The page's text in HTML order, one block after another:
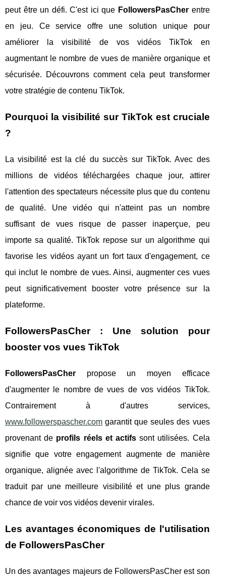
peut être un défi. C'est ici que FollowersPasCher entre
en jeu. Ce service offre une solution unique pour
améliorer la visibilité de vos vidéos TikTok en
augmentant le nombre de vues de manière organique et
sécurisée. Découvrons comment cela peut transformer
votre stratégie de contenu TikTok.
Pourquoi la visibilité sur TikTok est cruciale
?
La visibilité est la clé du succès sur TikTok. Avec des
millions de vidéos téléchargées chaque jour, attirer
l'attention des spectateurs nécessite plus que du contenu
de qualité. Une vidéo qui n'atteint pas un nombre
suffisant de vues risque de passer inaperçue, peu
importe sa qualité. TikTok repose sur un algorithme qui
favorise les vidéos ayant un fort taux d'engagement, ce
qui inclut le nombre de vues. Ainsi, augmenter ces vues
peut significativement booster votre présence sur la
plateforme.
FollowersPasCher : Une solution pour
booster vos vues TikTok
FollowersPasCher propose un moyen efficace
d'augmenter le nombre de vues de vos vidéos TikTok.
Contrairement à d'autres services,
www.followerspascher.com garantit que seules des vues
provenant de profils réels et actifs sont utilisées. Cela
signifie que votre engagement augmente de manière
organique, alignée avec l'algorithme de TikTok. Cela se
traduit par une meilleure visibilité et une plus grande
chance de voir vos vidéos devenir virales.
Les avantages économiques de l'utilisation
de FollowersPasCher
Un des avantages majeurs de FollowersPasCher est son